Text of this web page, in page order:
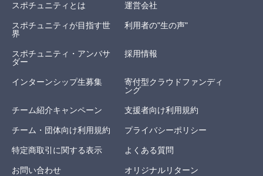
スポチュニティとは 運営会社
スポチュニティが目指す世
界
利用者の"生の声"
スポチュニティ・アンバサ
ダー
採用情報
インターンシップ生募集
寄付型クラウドファンディ
ング
チーム紹介キャンペーン 支援者向け利用規約
チーム・団体向け利用規約 プライバシーポリシー
特定商取引に関する表示 よくある質問
お問い合わせ オリジナルリターン